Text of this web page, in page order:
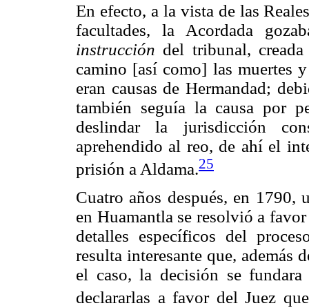
En efecto, a la vista de las
facultades, la Acordada
instrucción del tribunal,
camino [así como] las muertes
eran causas de Hermandad;
también seguía la causa por
deslindar la jurisdicción
aprehendido al reo, de ahí el
prisión a Aldama.25
Cuatro años después, en 1790,
en Huamantla se resolvió a
detalles específicos del
resulta interesante que, además
el caso, la decisión se
declararlas a favor del Juez